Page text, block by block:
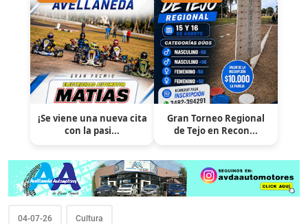
¡Se viene una nueva cita
con la pasi...
Gran Torneo Regional
de Tejo en Recon...
04-07-26 Cultura